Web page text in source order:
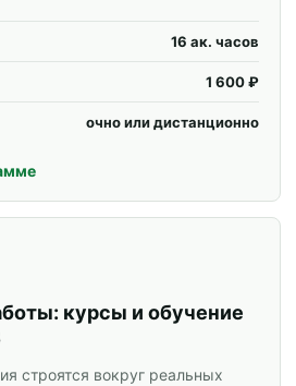
групп.
16 ак. часов
1 600 ₽
очно или дистанционно
курсы и обучение
строятся вокруг реальных